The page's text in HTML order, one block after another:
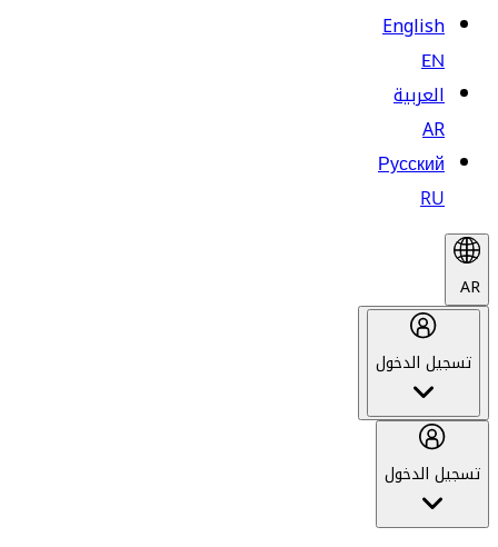
English
EN
العربية
AR
Русский
RU
AR
تسجيل الدخول
تسجيل الدخول